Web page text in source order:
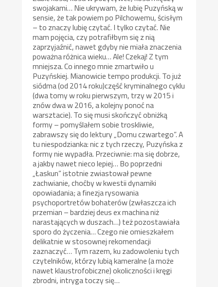
swojakami… Nie ukrywam, że lubię Puzyńską w
sensie, że tak powiem po Pilchowemu, ścisłym
– to znaczy lubię czytać. I tylko czytać. Nie
mam pojęcia, czy potrafiłbym się z nią
zaprzyjaźnić, nawet gdyby nie miała znaczenia
poważna różnica wieku… Ale! Czekaj! Z tym
mniejsza. Co innego mnie zmartwiło u
Puzyńskiej. Mianowicie tempo produkcji. To już
siódma (od 2014 roku)część kryminalnego cyklu
(dwa tomy w roku pierwszym, trzy w 2015 i
znów dwa w 2016, a kolejny ponoć na
warsztacie). To się musi skończyć obniżką
formy – pomyślałem sobie troskliwie,
zabrawszy się do lektury „Domu czwartego”. A
tu niespodzianka: nic z tych rzeczy, Puzyńska z
formy nie wypadła. Przeciwnie: ma się dobrze,
a jakby nawet nieco lepiej… Bo poprzedni
„Łaskun” istotnie zwiastował pewne
zachwianie, choćby w kwestii dynamiki
opowiadania; a finezja rysowania
psychoportretów bohaterów (zwłaszcza ich
przemian – bardziej deus ex machina niż
narastających w duszach…) też pozostawiała
sporo do życzenia… Czego nie omieszkałem
delikatnie w stosownej rekomendacji
zaznaczyć… Tym razem, ku zadowoleniu tych
czytelników, którzy lubią kameralne (a może
nawet klaustrofobiczne) okoliczności i kręgi
zbrodni, intryga toczy się…